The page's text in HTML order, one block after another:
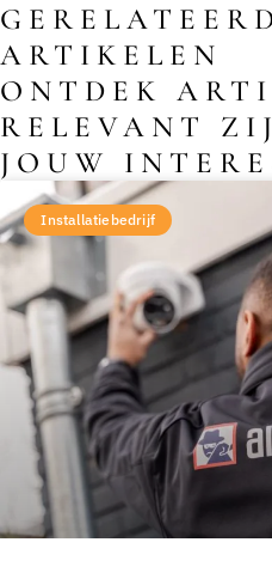
ARTIKELEN
ONTDEK
RELEVANT
JOUW
Installatiebedrijf